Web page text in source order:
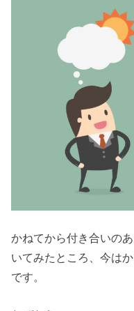
かねてから付き合いの
いてみたところ、今は
です。